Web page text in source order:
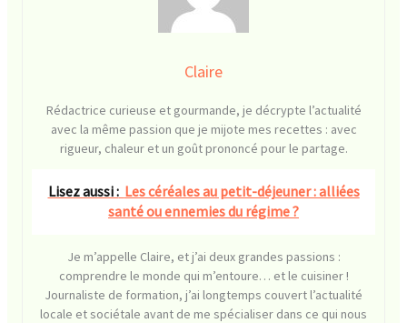
Claire
Rédactrice curieuse et gourmande, je décrypte l’actualité
avec la même passion que je mijote mes recettes : avec
rigueur, chaleur et un goût prononcé pour le partage.
Lisez aussi : Les céréales au petit-déjeuner : alliées
santé ou ennemies du régime ?
Je m’appelle Claire, et j’ai deux grandes passions :
comprendre le monde qui m’entoure… et le cuisiner !
Journaliste de formation, j’ai longtemps couvert l’actualité
locale et sociétale avant de me spécialiser dans ce qui nous